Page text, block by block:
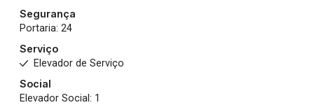
Segurança
Portaria: 24
Serviço
Elevador de Serviço
Social
Elevador Social: 1